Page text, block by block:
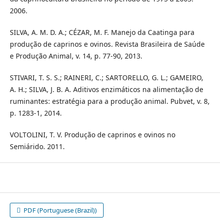
2006.
SILVA, A. M. D. A.; CÉZAR, M. F. Manejo da Caatinga para
produção de caprinos e ovinos. Revista Brasileira de Saúde
e Produção Animal, v. 14, p. 77-90, 2013.
STIVARI, T. S. S.; RAINERI, C.; SARTORELLO, G. L.; GAMEIRO,
A. H.; SILVA, J. B. A. Aditivos enzimáticos na alimentação de
ruminantes: estratégia para a produção animal. Pubvet, v. 8,
p. 1283-1, 2014.
VOLTOLINI, T. V. Produção de caprinos e ovinos no
Semiárido. 2011.
PDF (Portuguese (Brazil))